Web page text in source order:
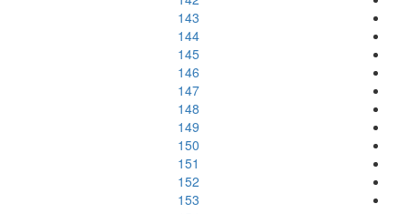
143
144
145
146
147
148
149
150
151
152
153